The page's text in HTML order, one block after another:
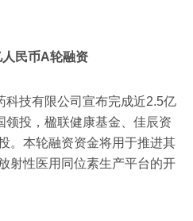
民币A轮融资
科技有限公司宣布完成近2.5亿
领投，楹联健康基金、佳辰资
。本轮融资资金将用于推进其
射性医用同位素生产平台的开